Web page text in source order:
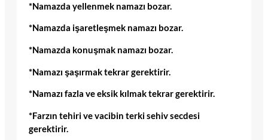
*Namazda yellenmek namazı bozar.
*Namazda işaretleşmek namazı bozar.
*Namazda konuşmak namazı bozar.
*Namazı şaşırmak tekrar gerektirir.
*Namazı fazla ve eksik kılmak tekrar gerektirir.
*Farzın tehiri ve vacibin terki sehiv secdesi
gerektirir.